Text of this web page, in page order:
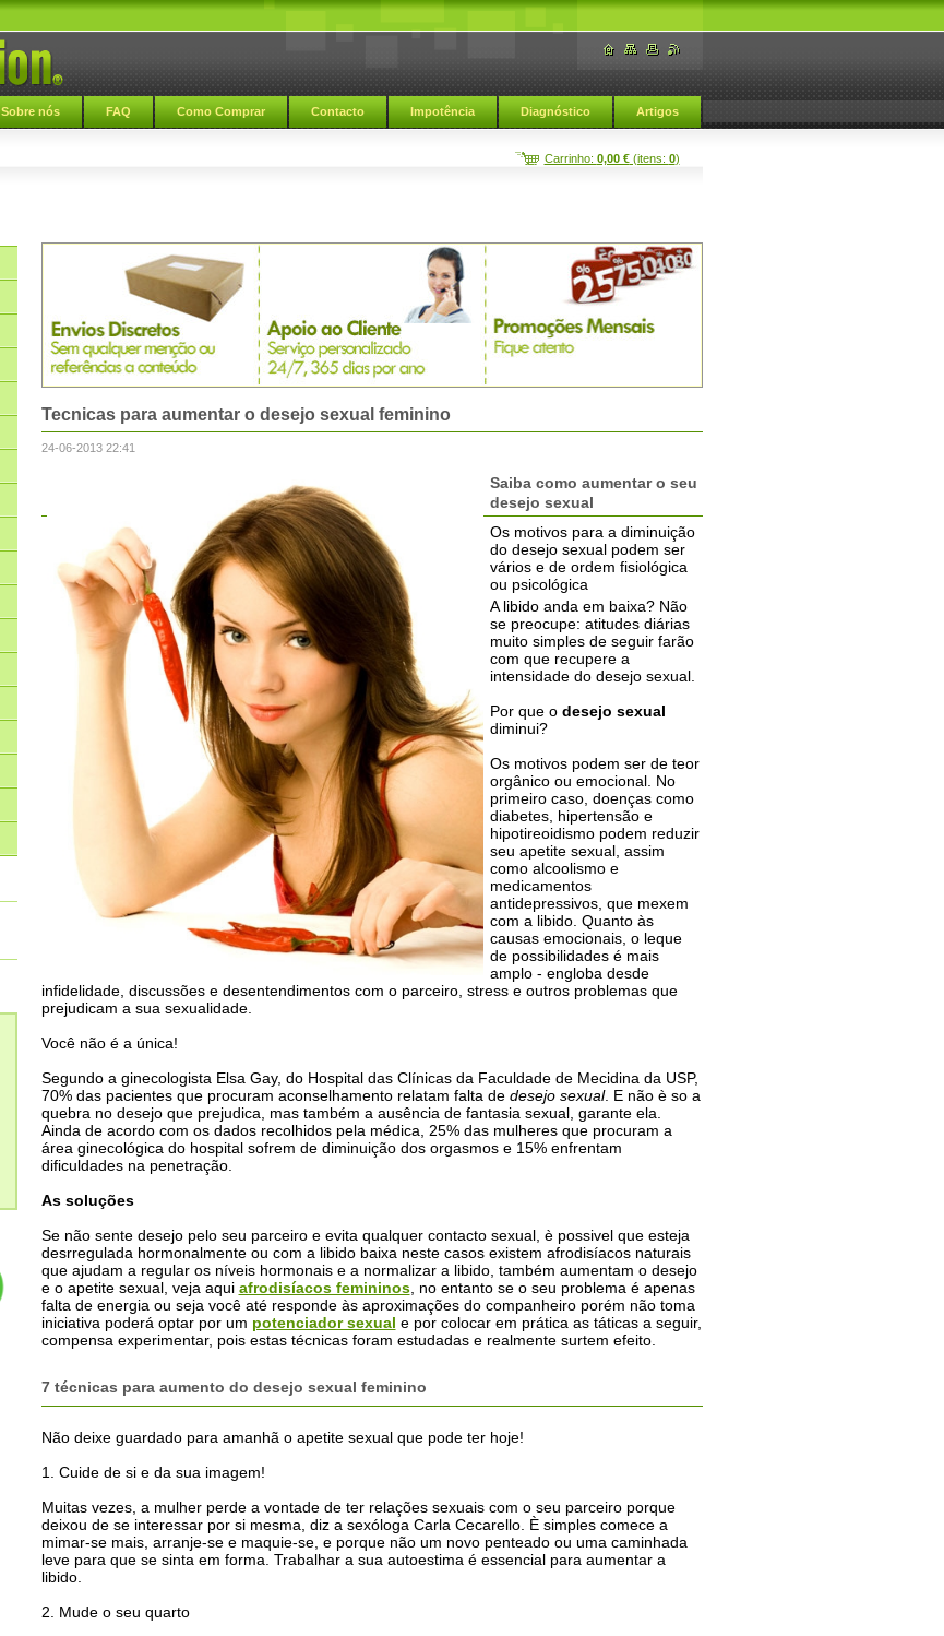
Sobre nós FAQ Como Comprar Contacto Impotência Diagnóstico Artigos
Carrinho: 0,00 €(itens: 0)
Tecnicas para aumentar o desejo sexual feminino
24-06-2013 22:41
Saiba como aumentar o seu
desejo sexual
Os motivos para a diminuição
do desejo sexual podem ser
vários e de ordem fisiológica
ou psicológica
A libido anda em baixa? Não
se preocupe: atitudes diárias
muito simples de seguir farão
com que recupere a
intensidade do desejo sexual.
Por que o desejo sexual
diminui?
Os motivos podem ser de teor
orgânico ou emocional. No
primeiro caso, doenças como
diabetes, hipertensão e
hipotireoidismo podem reduzir
seu apetite sexual, assim
como alcoolismo e
medicamentos
antidepressivos, que mexem
com a libido. Quanto às
causas emocionais, o leque
de possibilidades é mais
amplo - engloba desde
infidelidade, discussões e desentendimentos com o parceiro, stress e outros problemas que
prejudicam a sua sexualidade.
Você não é a única!
Segundo a ginecologista Elsa Gay, do Hospital das Clínicas da Faculdade de Mecidina da USP,
70% das pacientes que procuram aconselhamento relatam falta de desejo sexual. E não è so a
quebra no desejo que prejudica, mas também a ausência de fantasia sexual, garante ela.
Ainda de acordo com os dados recolhidos pela médica, 25% das mulheres que procuram a
área ginecológica do hospital sofrem de diminuição dos orgasmos e 15% enfrentam
dificuldades na penetração.
As soluções
Se não sente desejo pelo seu parceiro e evita qualquer contacto sexual, è possivel que esteja
desrregulada hormonalmente ou com a libido baixa neste casos existem afrodisíacos naturais
que ajudam a regular os níveis hormonais e a normalizar a libido, também aumentam o desejo
e o apetite sexual, veja aqui afrodisíacos femininos, no entanto se o seu problema é apenas
falta de energia ou seja você até responde às aproximações do companheiro porém não toma
iniciativa poderá optar por um potenciador sexual e por colocar em prática as táticas a seguir,
compensa experimentar, pois estas técnicas foram estudadas e realmente surtem efeito.
7 técnicas para aumento do desejo sexual feminino
Não deixe guardado para amanhã o apetite sexual que pode ter hoje!
1. Cuide de si e da sua imagem!
Muitas vezes, a mulher perde a vontade de ter relações sexuais com o seu parceiro porque
deixou de se interessar por si mesma, diz a sexóloga Carla Cecarello. È simples comece a
mimar-se mais, arranje-se e maquie-se, e porque não um novo penteado ou uma caminhada
leve para que se sinta em forma. Trabalhar a sua autoestima é essencial para aumentar a
libido.
2. Mude o seu quarto